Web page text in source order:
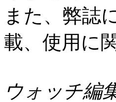
また、弊誌
載、使用に
ウォッチ編